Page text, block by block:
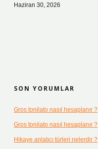
Haziran 30, 2026
SON YORUMLAR
Gros tonilato nasıl hesaplanır ?
Gros tonilato nasıl hesaplanır ?
Hikaye anlatıcı türleri nelerdir ?